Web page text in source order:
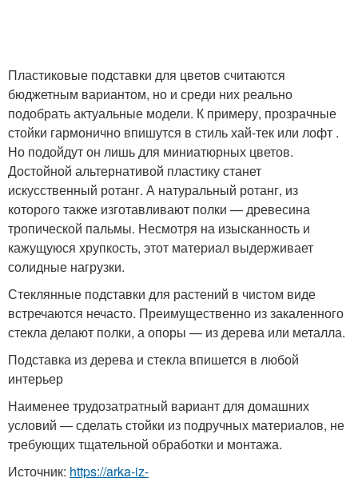
Пластиковые подставки для цветов считаются
бюджетным вариантом, но и среди них реально
подобрать актуальные модели. К примеру, прозрачные
стойки гармонично впишутся в стиль хай-тек или лофт .
Но подойдут он лишь для миниатюрных цветов.
Достойной альтернативой пластику станет
искусственный ротанг. А натуральный ротанг, из
которого также изготавливают полки — древесина
тропической пальмы. Несмотря на изысканность и
кажущуюся хрупкость, этот материал выдерживает
солидные нагрузки.
Стеклянные подставки для растений в чистом виде
встречаются нечасто. Преимущественно из закаленного
стекла делают полки, а опоры — из дерева или металла.
Подставка из дерева и стекла впишется в любой
интерьер
Наименее трудозатратный вариант для домашних
условий — сделать стойки из подручных материалов, не
требующих тщательной обработки и монтажа.
Источник: https://arka-iz-